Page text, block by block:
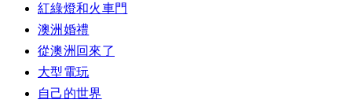
紅綠燈和火車門
澳洲婚禮
從澳洲回來了
大型電玩
自己的世界